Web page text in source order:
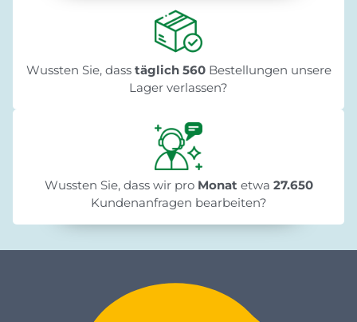
Wussten Sie, dass täglich 560Bestellungen unsere
Lager verlassen?
Wussten Sie, dass wir pro Monat etwa 27.650
Kundenanfragen bearbeiten?